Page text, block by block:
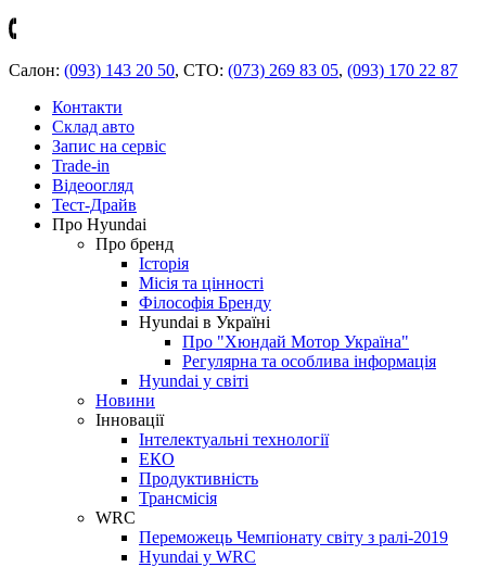
Салон: (093) 143 20 50, СТО: (073) 269 83 05, (093) 170 22 87
Контакти
Склад авто
Запис на сервіс
Trade-in
Відеоогляд
Тест-Драйв
Про Hyundai
Про бренд
Історія
Місія та цінності
Філософія Бренду
Hyundai в Україні
Про "Хюндай Мотор Україна"
Регулярна та особлива інформація
Hyundai у світі
Новини
Інновації
Інтелектуальні технології
ЕКО
Продуктивність
Трансмісія
WRC
Переможець Чемпіонату світу з ралі-2019
Hyundai у WRC